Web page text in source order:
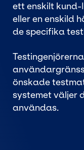
ett enskilt kund-
eller en enskild
de specifika
önskade
systemet väljer
användas.